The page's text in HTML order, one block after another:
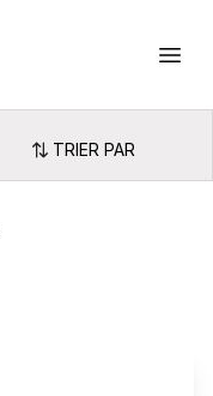
Trier par
TRIER PAR